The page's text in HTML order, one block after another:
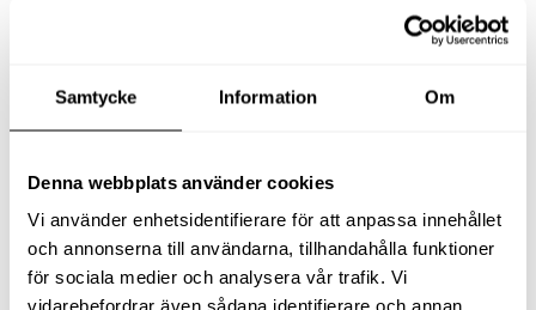
Samtycke Information Om
Denna webbplats använder cookies
Vi använder enhetsidentifierare för att anpassa innehållet
och annonserna till användarna, tillhandahålla funktioner
för sociala medier och analysera vår trafik. Vi
vidarebefordrar även sådana identifierare och annan
Alla produkter
Slangfäste
Textil- & Våtdammsugare
Tillbehör Textil- & våtdammsugare
Adaptrar
Dammsugare